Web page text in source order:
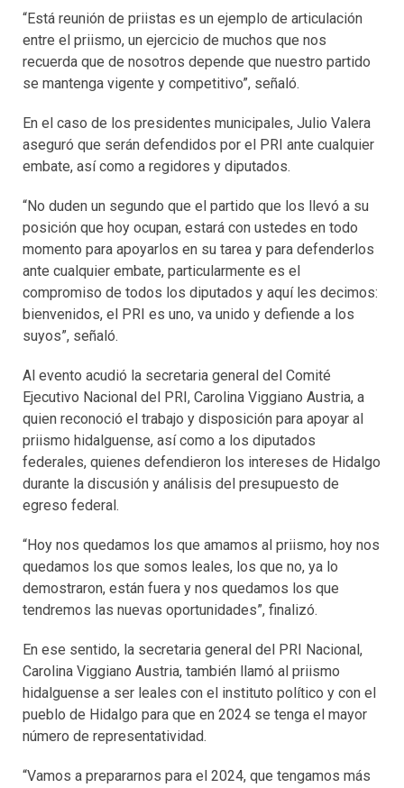
“Está reunión de priistas es un ejemplo de articulación
entre el priismo, un ejercicio de muchos que nos
recuerda que de nosotros depende que nuestro partido
se mantenga vigente y competitivo”, señaló.
En el caso de los presidentes municipales, Julio Valera
aseguró que serán defendidos por el PRI ante cualquier
embate, así como a regidores y diputados.
“No duden un segundo que el partido que los llevó a su
posición que hoy ocupan, estará con ustedes en todo
momento para apoyarlos en su tarea y para defenderlos
ante cualquier embate, particularmente es el
compromiso de todos los diputados y aquí les decimos:
bienvenidos, el PRI es uno, va unido y defiende a los
suyos”, señaló.
Al evento acudió la secretaria general del Comité
Ejecutivo Nacional del PRI, Carolina Viggiano Austria, a
quien reconoció el trabajo y disposición para apoyar al
priismo hidalguense, así como a los diputados
federales, quienes defendieron los intereses de Hidalgo
durante la discusión y análisis del presupuesto de
egreso federal.
“Hoy nos quedamos los que amamos al priismo, hoy nos
quedamos los que somos leales, los que no, ya lo
demostraron, están fuera y nos quedamos los que
tendremos las nuevas oportunidades”, finalizó.
En ese sentido, la secretaria general del PRI Nacional,
Carolina Viggiano Austria, también llamó al priismo
hidalguense a ser leales con el instituto político y con el
pueblo de Hidalgo para que en 2024 se tenga el mayor
número de representatividad.
“Vamos a prepararnos para el 2024, que tengamos más